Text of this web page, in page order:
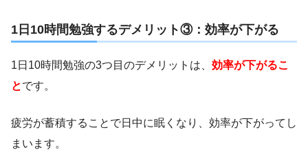
1日10時間勉強するデメリット③：効率が下がる
1日10時間勉強の3つ目のデメリットは、 効率が下がるこ
とです。
疲労が蓄積することで日中に眠くなり、効率が下がってし
まいます。